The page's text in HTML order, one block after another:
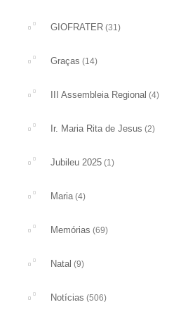
GIOFRATER (31)
Graças (14)
III Assembleia Regional (4)
Ir. Maria Rita de Jesus (2)
Jubileu 2025 (1)
Maria(4)
Memórias (69)
Natal (9)
Notícias (506)